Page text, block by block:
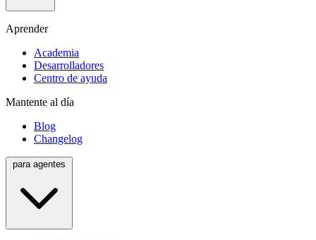
Aprender
Academia
Desarrolladores
Centro de ayuda
Mantente al día
Blog
Changelog